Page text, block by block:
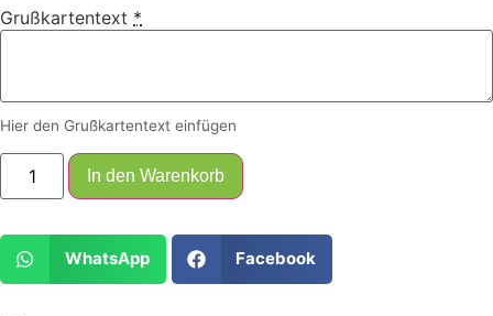
Grußkartentext *
Hier den Grußkartentext einfügen
In den Warenkorb
WhatsApp Facebook